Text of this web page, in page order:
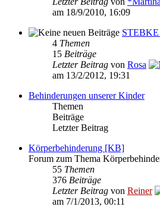
am 18/9/2010, 16:09
STEBKE
4 Themen
15 Beiträge
Letzter Beitrag von Rosa
am 13/2/2012, 19:31
Behinderungen unserer Kinder
Themen
Beiträge
Letzter Beitrag
Körperbehinderung [KB]
Forum zum Thema
55 Themen
376 Beiträge
Letzter Beitrag von Reiner
am 7/1/2013, 00:11